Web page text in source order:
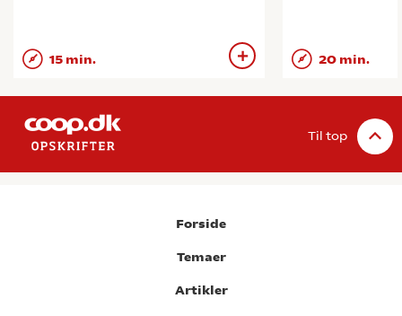
15 min. 20 min.
Til top
Forside
Temaer
Artikler